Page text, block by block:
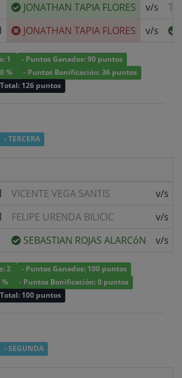
JONATHAN TAPIA FLORES v/s
JONATHAN TAPIA FLORES v/s
1
- Puntos Ganados: 90 puntos
%
- Puntos Bonificación: 36 puntos
126 puntos
- TERCERA
VICENTE VEGA SANTIS
v/s
FELIPE URENDA BILICIC
v/s
SEBASTIAN ROJAS ALARCóN v/s
2
- Puntos Ganados: 100 puntos
- Puntos Bonificación: 0 puntos
100 puntos
- SEGUNDA